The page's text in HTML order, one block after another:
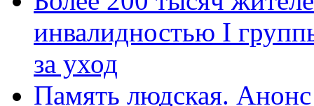
инвалидностью I
за уход
Память людская.